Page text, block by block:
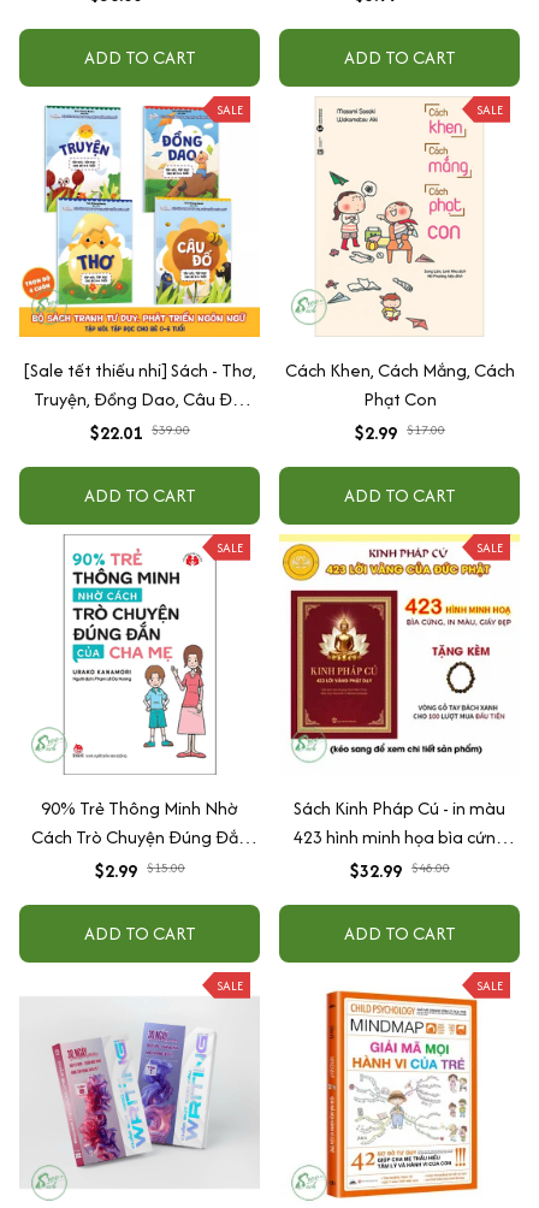
ADD TO CART ADD TO CART
SALE
[Sale tết thiếu nhi] Sách - Thơ,
Truyện, Đồng Dao, Câu Đố,
Tập Nói Tập Đọc Cho Bé 0-6
$22.01 $39.00
ADD TO CART
SALE
Cách Khen, Cách Mắng, Cách
Phạt Con
$2.99 $17.00
ADD TO CART
SALE
90% Trẻ Thông Minh Nhờ
Cách Trò Chuyện Đúng Đắn
Của Cha Mẹ
$2.99 $15.00
ADD TO CART
SALE
Sách Kinh Pháp Cú - in màu
423 hình minh họa bìa cứng
cao cấp + tặng kèm vòng tay
$32.99 $48.00
ADD TO CART
SALE SALE